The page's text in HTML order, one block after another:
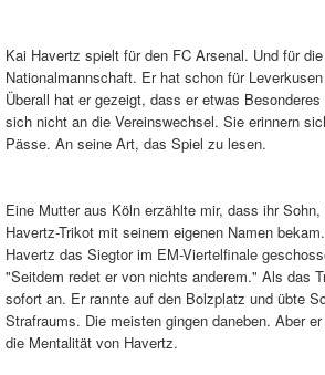
Kai Havertz spielt für den FC Arsenal. Und für
Nationalmannschaft. Er hat schon für
Überall hat er gezeigt, dass er etwas
sich nicht an die Vereinswechsel. Sie erinnern
Pässe. An seine Art, das Spiel zu lesen.
Eine Mutter aus Köln erzählte mir, dass ihr
Havertz-Trikot mit seinem eigenen Namen
Havertz das Siegtor im EM-Viertelfinale
"Seitdem redet er von nichts anderem." Als das
sofort an. Er rannte auf den Bolzplatz und übte
Strafraums. Die meisten gingen daneben. Aber
die Mentalität von Havertz.